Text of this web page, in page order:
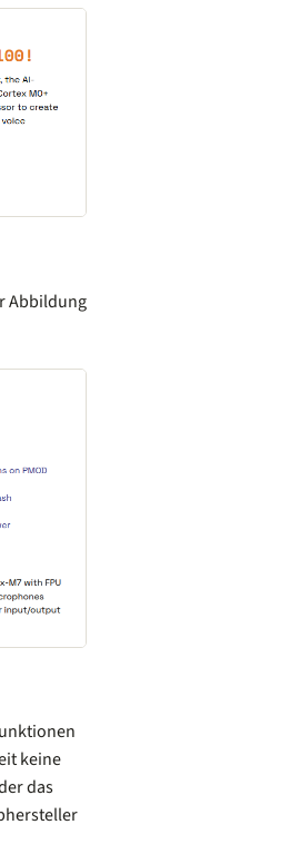
Abbildung
keine
das